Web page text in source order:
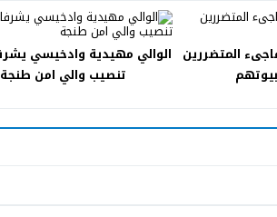
المتضررين الوالي مهيدية وادخيسي
تنصيب والي امن طنجة